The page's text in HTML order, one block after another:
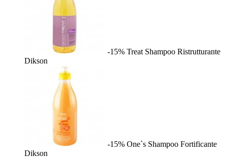
-15% Treat Shampoo Ristrutturante
Dikson
-15% One`s Shampoo Fortificante
Dikson